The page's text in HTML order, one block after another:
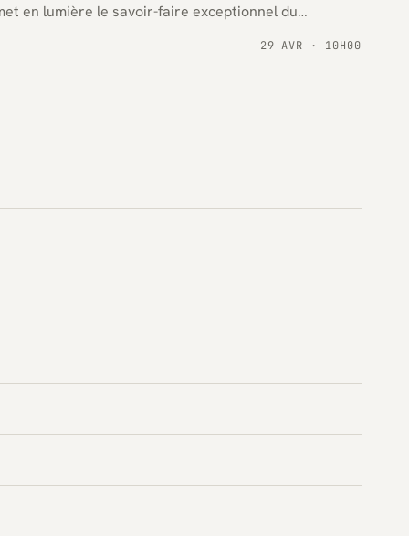
en lumière le savoir-faire exceptionnel du
29 AVR · 10H00